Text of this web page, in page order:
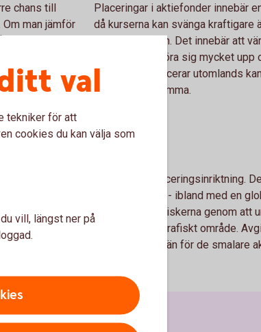
chans till
man jämför
i fonden och
Placeringar i aktiefonder innebär
då kurserna kan svänga kraftigare
räntemarknaden. Det innebär att
sparande kan röra sig mycket upp
fonder som placerar utomlands
valutarisk tillkomma.
aktiefonderna har en bred placeringsinriktning.
olika branscher och marknader - ibland med en
Syftet är att sprida riskerna genom att
av viss bransch eller geografiskt område.
är i regel medelhöga och lägre än för de smalare
val
tekniker för att
cookies du kan välja som
vill, längst ner på